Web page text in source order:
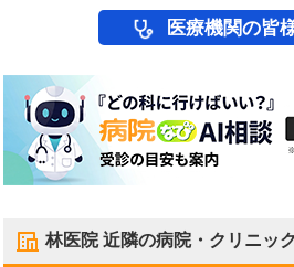
医療機関の皆
林医院近隣の病院・クリニック